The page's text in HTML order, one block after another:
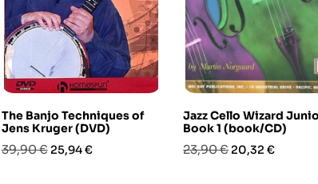
The Banjo Techniques of
Jens Kruger (DVD)
Prezzo
39,90 € Prezzo
25,94 €
Jazz Cello Wizard
Book 1 (book/CD)
Prezzo
23,90 € Prezzo
20,32 €